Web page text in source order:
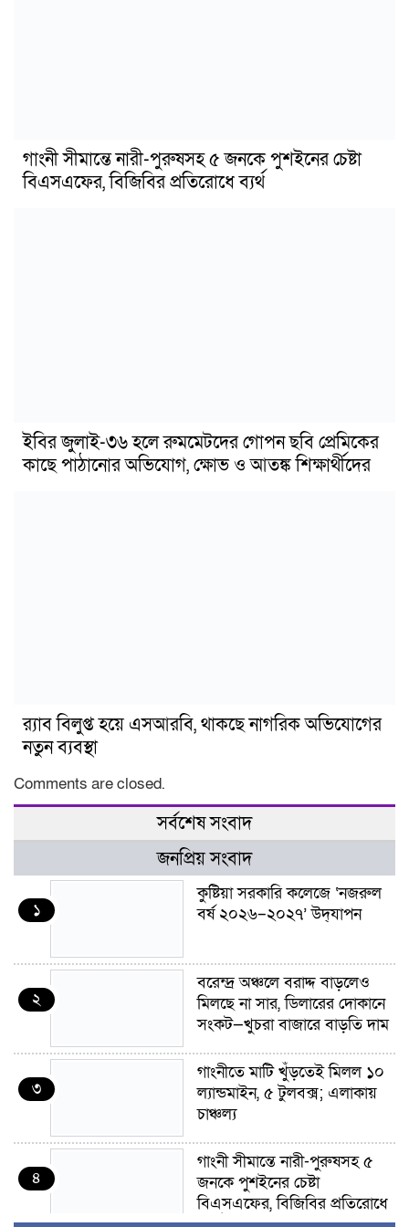
গাংনী সীমান্তে নারী-পুরুষসহ ৫ জনকে পুশইনের চেষ্টা
বিএসএফের, বিজিবির প্রতিরোধে ব্যর্থ
ইবির জুলাই-৩৬ হলে রুমমেটদের গোপন ছবি প্রেমিকের
কাছে পাঠানোর অভিযোগ, ক্ষোভ ও আতঙ্ক শিক্ষার্থীদের
র‍্যাব বিলুপ্ত হয়ে এসআরবি, থাকছে নাগরিক অভিযোগের
নতুন ব্যবস্থা
Comments are closed.
সর্বশেষ সংবাদ
জনপ্রিয় সংবাদ
১
কুষ্টিয়া সরকারি কলেজে ‘নজরুল
বর্ষ ২০২৬–২০২৭’ উদ্‌যাপন
২
বরেন্দ্র অঞ্চলে বরাদ্দ বাড়লেও
মিলছে না সার, ডিলারের দোকানে
সংকট—খুচরা বাজারে বাড়তি দাম
৩
গাংনীতে মাটি খুঁড়তেই মিলল ১০
ল্যান্ডমাইন, ৫ টুলবক্স; এলাকায়
চাঞ্চল্য
৪
গাংনী সীমান্তে নারী-পুরুষসহ ৫
জনকে পুশইনের চেষ্টা
বিএসএফের, বিজিবির প্রতিরোধে